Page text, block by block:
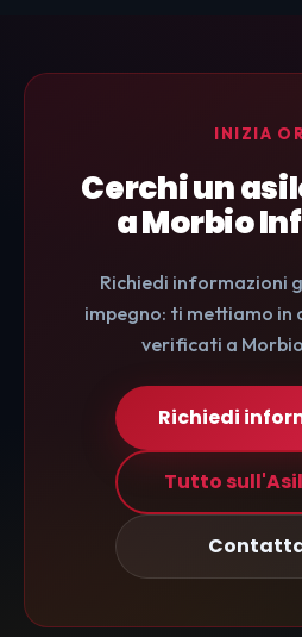
INIZIA
Cerchi un
a Morbio
Richiedi informazioni
impegno: ti mettiamo in
verificati a
Richiedi
Tutto